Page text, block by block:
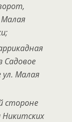
Садовое
ул. Малая
стороне
Никитских